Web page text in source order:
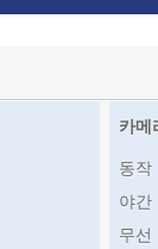
카메
동작
야간
무선